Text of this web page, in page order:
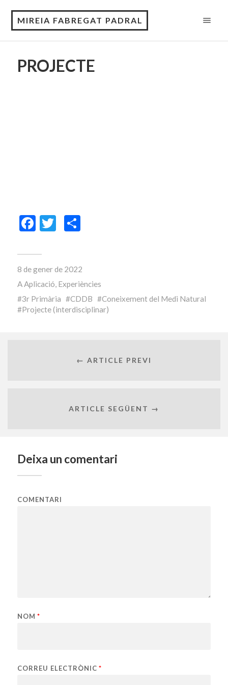
MIREIA FABREGAT PADRAL
PROJECTE
Facebook
TwitterComparteix
8 de gener de 2022
AAplicació, Experiències
3r Primària
CDDB
Coneixement del Medi Natural
Projecte (interdisciplinar)
← ARTICLE PREVI
ARTICLE SEGÜENT →
Deixa un comentari
COMENTARI
NOM *
CORREU ELECTRÒNIC *